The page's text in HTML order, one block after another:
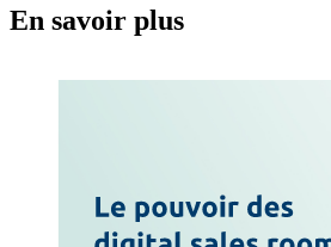
En savoir plus